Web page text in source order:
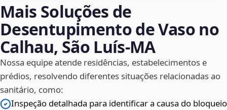
Mais Soluções de
Desentupimento de Vaso no
Calhau, São Luís‑MA
Nossa equipe atende residências, estabelecimentos e
prédios, resolvendo diferentes situações relacionadas ao
sanitário, como:
Inspeção detalhada para identificar a causa do bloqueio